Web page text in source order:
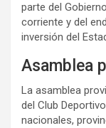
parte del
corriente y del
inversión del
Asamblea
La asamblea
del Club
nacionales,